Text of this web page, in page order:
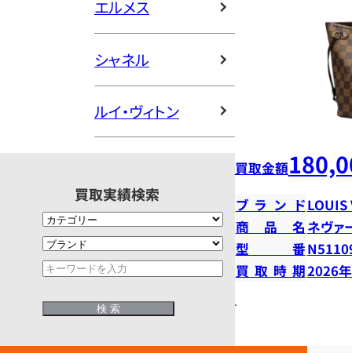
エルメス
シャネル
ルイ・ヴィトン
買取実績検索
買取金額
ブランドLOUIS
商品名 ネヴァ
型番
買取時期2026